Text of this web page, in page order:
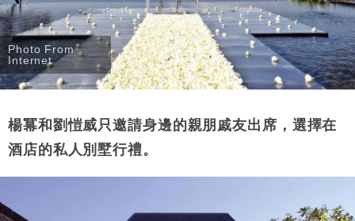
Photo From
Internet
楊冪和劉愷威只邀請身邊的親朋戚友出席，選擇在
酒店的私人別墅行禮。